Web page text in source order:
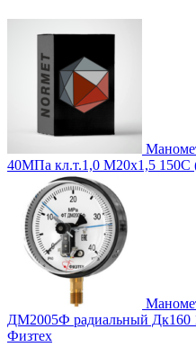
40МПа кл.т.1,0 М20х1,5 150C
ДМ2005Ф радиальный Дк160
Физтех